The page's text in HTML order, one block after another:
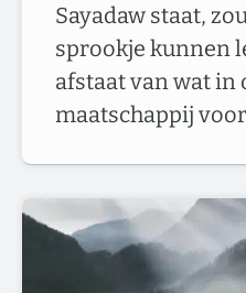
Sayadaw staat,
sprookje kunnen
afstaat van wat in
maatschappij